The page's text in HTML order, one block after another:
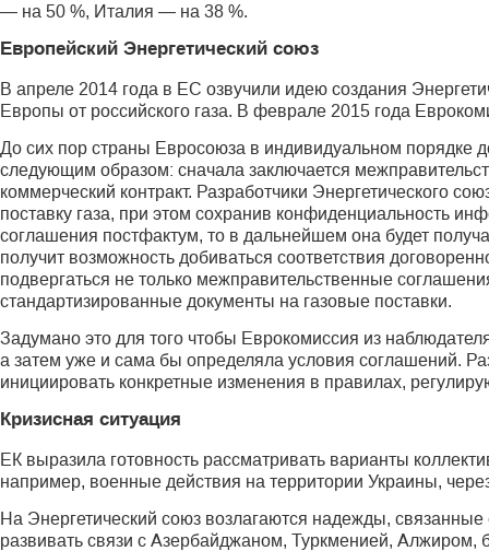
— на 50 %, Италия — на 38 %.
Европейский Энергетический союз
В апреле 2014 года в ЕС озвучили идею создания
Европы от российского газа. В феврале 2015 года
До сих пор страны Евросоюза в индивидуальном порядке
следующим образом: сначала заключается
коммерческий контракт. Разработчики Энергетического
поставку газа, при этом сохранив конфиденциальность
соглашения постфактум, то в дальнейшем она будет
получит возможность добиваться соответствия
подвергаться не только межправительственные
стандартизированные документы на газовые поставки.
Задумано это для того чтобы Еврокомиссия из
а затем уже и сама бы определяла условия соглашений.
инициировать конкретные изменения в правилах,
Кризисная ситуация
ЕК выразила готовность рассматривать варианты
например, военные действия на территории Украины,
На Энергетический союз возлагаются надежды,
развивать связи с Азербайджаном, Туркменией, Алжиром,